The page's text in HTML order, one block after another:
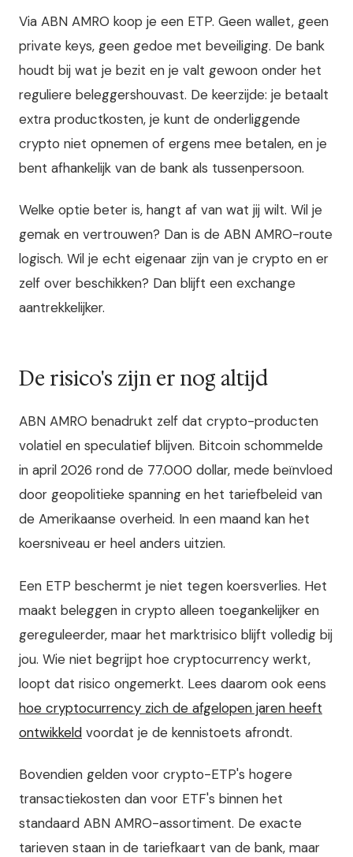
Via ABN AMRO koop je een ETP. Geen wallet, geen
private keys, geen gedoe met beveiliging. De bank
houdt bij wat je bezit en je valt gewoon onder het
reguliere beleggershouvast. De keerzijde: je betaalt
extra productkosten, je kunt de onderliggende
crypto niet opnemen of ergens mee betalen, en je
bent afhankelijk van de bank als tussenpersoon.
Welke optie beter is, hangt af van wat jij wilt. Wil je
gemak en vertrouwen? Dan is de ABN AMRO-route
logisch. Wil je echt eigenaar zijn van je crypto en er
zelf over beschikken? Dan blijft een exchange
aantrekkelijker.
De risico's zijn er nog altijd
ABN AMRO benadrukt zelf dat crypto-producten
volatiel en speculatief blijven. Bitcoin schommelde
in april 2026 rond de 77.000 dollar, mede beïnvloed
door geopolitieke spanning en het tariefbeleid van
de Amerikaanse overheid. In een maand kan het
koersniveau er heel anders uitzien.
Een ETP beschermt je niet tegen koersverlies. Het
maakt beleggen in crypto alleen toegankelijker en
gereguleerder, maar het marktrisico blijft volledig bij
jou. Wie niet begrijpt hoe cryptocurrency werkt,
loopt dat risico ongemerkt. Lees daarom ook eens
hoe cryptocurrency zich de afgelopen jaren heeft
ontwikkeld voordat je de kennistoets afrondt.
Bovendien gelden voor crypto-ETP's hogere
transactiekosten dan voor ETF's binnen het
standaard ABN AMRO-assortiment. De exacte
tarieven staan in de tariefkaart van de bank, maar